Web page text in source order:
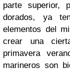
parte superior,
dorados, ya
elementos del
crear una
primavera
marineros son